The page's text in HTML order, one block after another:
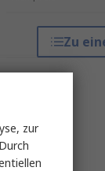
Zu
zur